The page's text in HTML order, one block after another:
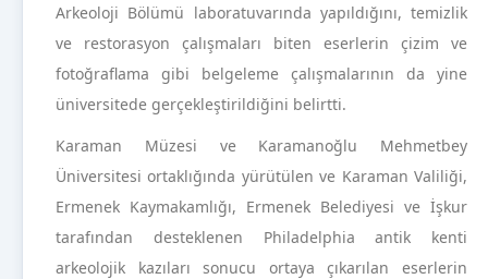
Arkeoloji Bölümü laboratuvarında yapıldığını, temizlik
ve restorasyon çalışmaları biten eserlerin çizim ve
fotoğraflama gibi belgeleme çalışmalarının da yine
üniversitede gerçekleştirildiğini belirtti.
Karaman Müzesi ve Karamanoğlu Mehmetbey
Üniversitesi ortaklığında yürütülen ve Karaman Valiliği,
Ermenek Kaymakamlığı, Ermenek Belediyesi ve İşkur
tarafından desteklenen Philadelphia antik kenti
arkeolojik kazıları sonucu ortaya çıkarılan eserlerin